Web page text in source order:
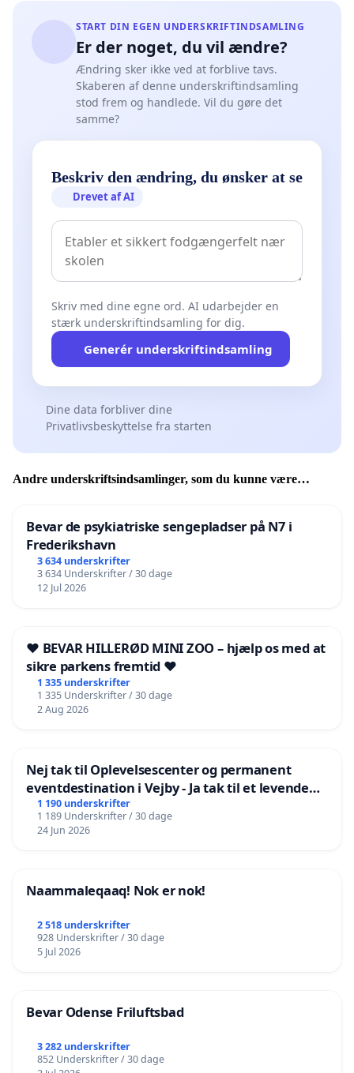
START DIN EGEN UNDERSKRIFTINDSAMLING
Er der noget, du vil ændre?
Ændring sker ikke ved at forblive tavs.
Skaberen af denne underskriftindsamling
stod frem og handlede. Vil du gøre det
samme?
Beskriv den ændring, du ønsker at se
Drevet af AI
Skriv med dine egne ord. AI udarbejder en
stærk underskriftindsamling for dig.
Generér underskriftindsamling
Dine data forbliver dine
Privatlivsbeskyttelse fra starten
Andre underskriftsindsamlinger, som du kunne være
Bevar de psykiatriske sengepladser på N7 i
Frederikshavn
3 634 underskrifter
3 634 Underskrifter / 30 dage
12 Jul 2026
❤️ BEVAR HILLERØD MINI ZOO – hjælp os med at
sikre parkens fremtid ❤️
1 335 underskrifter
1 335 Underskrifter / 30 dage
2 Aug 2026
Nej tak til Oplevelsescenter og permanent
eventdestination i Vejby - Ja tak til et levende
lokalområde i balance
1 190 underskrifter
1 189 Underskrifter / 30 dage
24 Jun 2026
Naammaleqaaq! Nok er nok!
2 518 underskrifter
928 Underskrifter / 30 dage
5 Jul 2026
Bevar Odense Friluftsbad
3 282 underskrifter
852 Underskrifter / 30 dage